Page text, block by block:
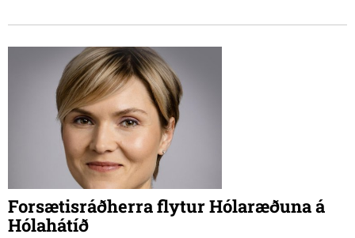
tvíburar.
Forsætisráðherra flytur Hólaræðuna á
Hólahátíð